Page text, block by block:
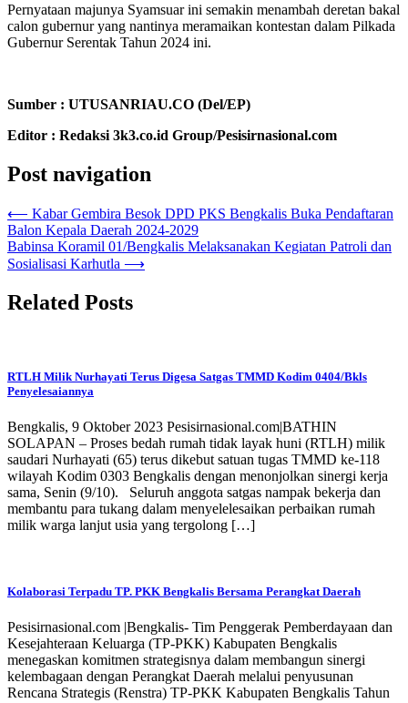
Pernyataan majunya Syamsuar ini semakin menambah deretan bakal
calon gubernur yang nantinya meramaikan kontestan dalam Pilkada
Gubernur Serentak Tahun 2024 ini.
Sumber : UTUSANRIAU.CO (Del/EP)
Editor : Redaksi 3k3.co.id Group/Pesisirnasional.com
Post navigation
⟵ Kabar Gembira Besok DPD PKS Bengkalis Buka Pendaftaran
Balon Kepala Daerah 2024-2029
Babinsa Koramil 01/Bengkalis Melaksanakan Kegiatan Patroli dan
Sosialisasi Karhutla ⟶
Related Posts
RTLH Milik Nurhayati Terus Digesa Satgas TMMD Kodim 0404/Bkls
Penyelesaiannya
Bengkalis, 9 Oktober 2023 Pesisirnasional.com|BATHIN
SOLAPAN – Proses bedah rumah tidak layak huni (RTLH) milik
saudari Nurhayati (65) terus dikebut satuan tugas TMMD ke-118
wilayah Kodim 0303 Bengkalis dengan menonjolkan sinergi kerja
sama, Senin (9/10). Seluruh anggota satgas nampak bekerja dan
membantu para tukang dalam menyelelesaikan perbaikan rumah
milik warga lanjut usia yang tergolong […]
Kolaborasi Terpadu TP. PKK Bengkalis Bersama Perangkat Daerah
Pesisirnasional.com |Bengkalis- Tim Penggerak Pemberdayaan dan
Kesejahteraan Keluarga (TP-PKK) Kabupaten Bengkalis
menegaskan komitmen strategisnya dalam membangun sinergi
kelembagaan dengan Perangkat Daerah melalui penyusunan
Rencana Strategis (Renstra) TP-PKK Kabupaten Bengkalis Tahun